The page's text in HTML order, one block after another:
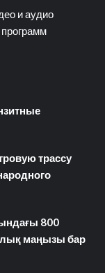
и аудио
трассу
800
маңызы бар